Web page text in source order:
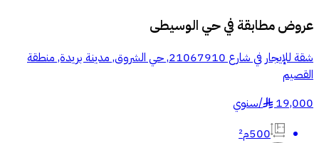
عروض مطابقة فيحي الوسيطى
شقة للإيجار في شارع 21067910, حي الشروق, مدينة بريدة, منطقة
القصيم
19,000
§
/سنوي
500م²